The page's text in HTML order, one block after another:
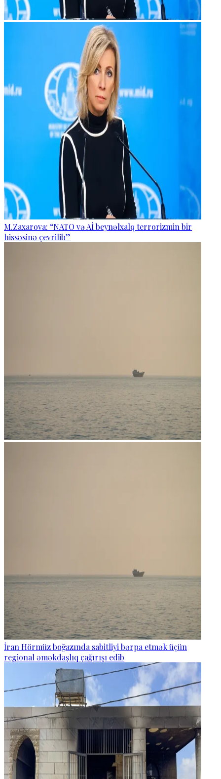
M.Zaxarova: “NATO və Aİ beynəlxalq terrorizmin bir
hissəsinə çevrilib”
İran Hörmüz boğazında sabitliyi bərpa etmək üçün
regional əməkdaşlıq çağırışı edib